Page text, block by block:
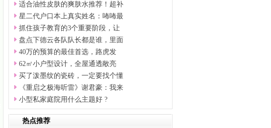
适合油性皮肤的爽肤水推荐！超补
星二代户口本上真实姓名：咘咘最
抓住孩子教育的3个重要阶段，让
盘点下德云各队队长都是谁，里面
40万的预算的最佳首选，路虎发
62㎡小户型设计，全屋通透敞亮
买了泼墨纹的瓷砖，一定要找个懂
《重启之极海听雷》谢君豪：我来
小型私家庭院用什么主题好 ?
热点推荐